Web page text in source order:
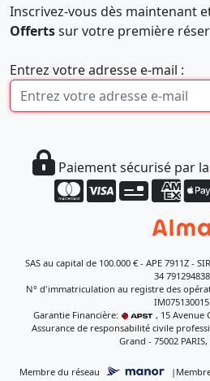
Inscrivez-vous dès maintenant
Offertssur votre première
Entrez votre adresse e-mail :
Paiement sécurisé par
SAS au capital de 100.000 € - APE 7911Z -
34 791294838
N° d'immatriculation au registre des
IM075130015
Garantie Financière:
, 15 Avenue
Assurance de responsabilité civile
Grand - 75002 PARIS,
Membre du réseau |